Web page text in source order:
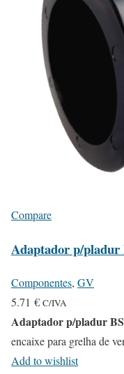
Compare
Adaptador p/pladur
Componentes, GV
5.71 € C/IVA
Adaptador p/pladur
encaixe para grelha de
Add to wishlist